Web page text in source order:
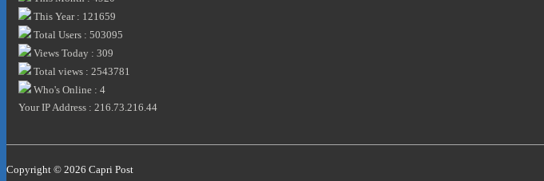
This Year : 121659
Total Users : 503095
Views Today : 309
Total views : 2543781
Who's Online : 4
Your IP Address : 216.73.216.44
Copyright © 2026 Capri Post